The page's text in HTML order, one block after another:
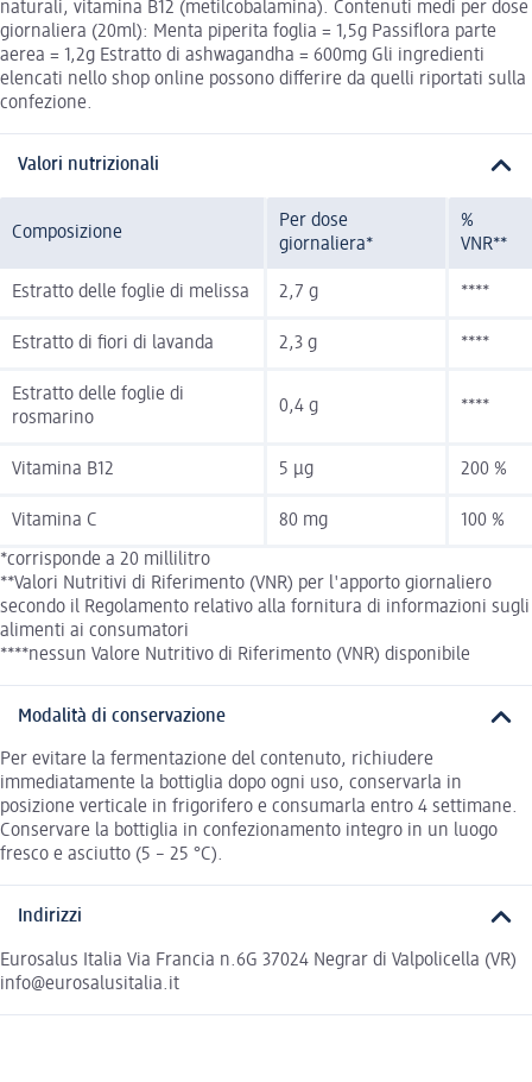
naturali, vitamina B12 (metilcobalamina). Contenuti medi per dose
giornaliera (20ml): Menta piperita foglia = 1,5g Passiflora parte
aerea = 1,2g Estratto di ashwagandha = 600mg Gli ingredienti
elencati nello shop online possono differire da quelli riportati sulla
confezione.
Valori nutrizionali
Composizione
Per dose
giornaliera*
%
VNR**
Estratto delle foglie di melissa 2,7 g ****
Estratto di fiori di lavanda 2,3 g ****
Estratto delle foglie di
rosmarino
0,4 g ****
Vitamina B12 5 µg 200 %
Vitamina C 80 mg 100 %
*corrisponde a 20 millilitro
**Valori Nutritivi di Riferimento (VNR) per l'apporto giornaliero
secondo il Regolamento relativo alla fornitura di informazioni sugli
alimenti ai consumatori
****nessun Valore Nutritivo di Riferimento (VNR) disponibile
Modalità di conservazione
Per evitare la fermentazione del contenuto, richiudere
immediatamente la bottiglia dopo ogni uso, conservarla in
posizione verticale in frigorifero e consumarla entro 4 settimane.
Conservare la bottiglia in confezionamento integro in un luogo
fresco e asciutto (5 – 25 °C).
Indirizzi
Eurosalus Italia Via Francia n.6G 37024 Negrar di Valpolicella (VR)
info@eurosalusitalia.it